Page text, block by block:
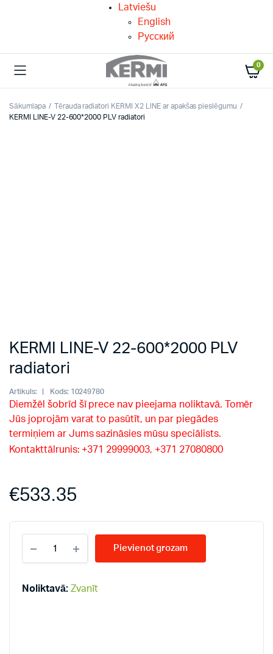
Latviešu
English
Русский
0
Sākumlapa
Tērauda radiatori KERMI X2 LINE ar apakšas pieslēgumu
KERMI LINE-V 22-600*2000 PLV radiatori
KERMI LINE-V 22-600*2000 PLV
radiatori
Artikuls: Kods: 10249780
Diemžēl šobrīd šī prece nav pieejama noliktavā. Tomēr
Jūs joprojām varat to pasūtīt, un par piegādes
termiņiem ar Jums sazināsies mūsu speciālists.
Kontakttālrunis: +371 29999003, +371 27080800
€533.35
LINE-
V
600*2000
Pievienot grozam
Noliktavā: Zvanīt